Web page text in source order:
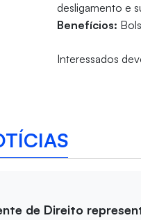
desligamento e
Benefícios:
Interessados
de Direito